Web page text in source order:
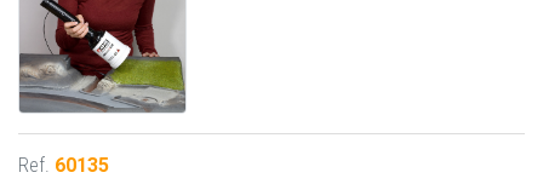
Ref. 60135